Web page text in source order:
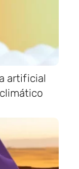
artificial